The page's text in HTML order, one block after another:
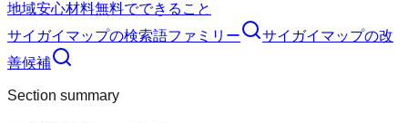
地域安心材料無料でできること
サイガイマップの検索語ファミリー サイガイマップの改
善候補
Section summary